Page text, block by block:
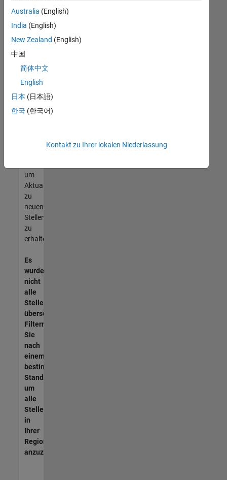
keine
offenen
Stellen
können,
die
Ihren
entsprechen,
werden
unseres
um
Aktualisierungen
zu
neuen
Stellenangeboten
zu
erhalten.
Es
wurden
nicht
alle
Stellen
übersetzt.
Filtern
Sie
nach
einem
bestimmten
Standort,
um
alle
Stellenangebote
in
Ihrer
Region
anzuzeigen.
Australia (English)
India (English)
New Zealand (English)
中国
简体中文
English
日本 (日本語)
한국 (한국어)
Kontakt zu Ihrer lokalen Niederlassung